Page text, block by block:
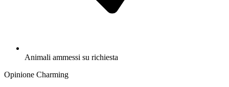
Animali ammessi su richiesta
Opinione Charming